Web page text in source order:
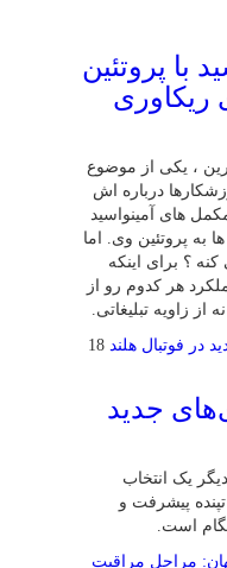
با پروتئین
ریکاوری
، یکی از موضوع‌
درباره‌ اش
های آمینواسید
به پروتئین وی. اما
؟ برای اینکه
هر کدوم رو از
زاویه تبلیغاتی.
18
جدید
یک انتخاب
پیشرفت و
است.